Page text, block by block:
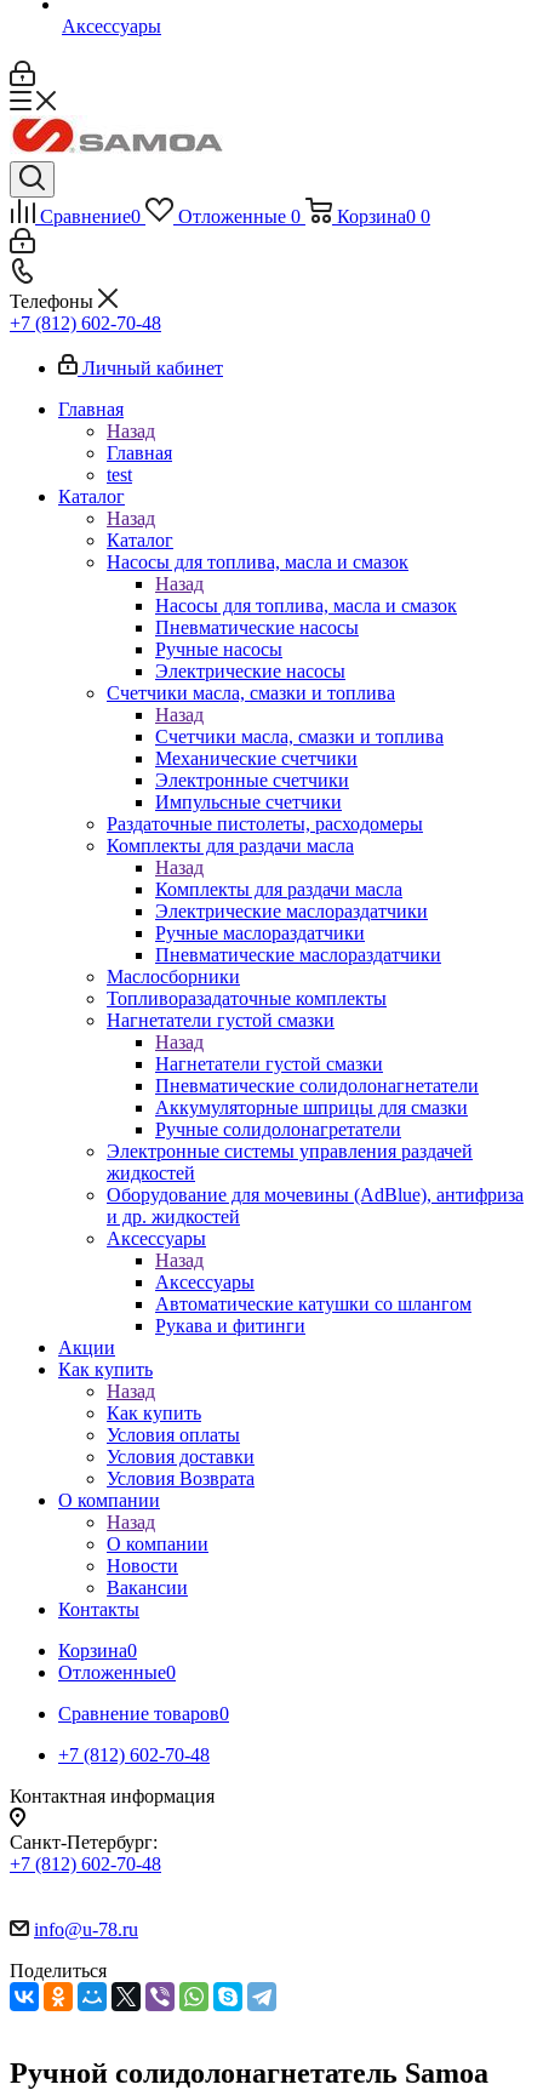
Аксессуары
Сравнение0 Отложенные 0 Корзина0 0
Телефоны
+7 (812) 602-70-48
Личный кабинет
Главная
Назад
Главная
test
Каталог
Назад
Каталог
Насосы для топлива, масла и смазок
Назад
Насосы для топлива, масла и смазок
Пневматические насосы
Ручные насосы
Электрические насосы
Счетчики масла, смазки и топлива
Назад
Счетчики масла, смазки и топлива
Механические счетчики
Электронные счетчики
Импульсные счетчики
Раздаточные пистолеты, расходомеры
Комплекты для раздачи масла
Назад
Комплекты для раздачи масла
Электрические маслораздатчики
Ручные маслораздатчики
Пневматические маслораздатчики
Маслосборники
Топливоразадаточные комплекты
Нагнетатели густой смазки
Назад
Нагнетатели густой смазки
Пневматические солидолонагнетатели
Аккумуляторные шприцы для смазки
Ручные солидолонагретатели
Электронные системы управления раздачей
жидкостей
Оборудование для мочевины (AdBlue), антифриза
и др. жидкостей
Аксессуары
Назад
Аксессуары
Автоматические катушки со шлангом
Рукава и фитинги
Акции
Как купить
Назад
Как купить
Условия оплаты
Условия доставки
Условия Возврата
О компании
Назад
О компании
Новости
Вакансии
Контакты
Корзина0
Отложенные0
Сравнение товаров0
+7 (812) 602-70-48
Контактная информация
Санкт-Петербург:
+7 (812) 602-70-48
info@u-78.ru
Поделиться
Ручной солидолонагнетатель Samoa